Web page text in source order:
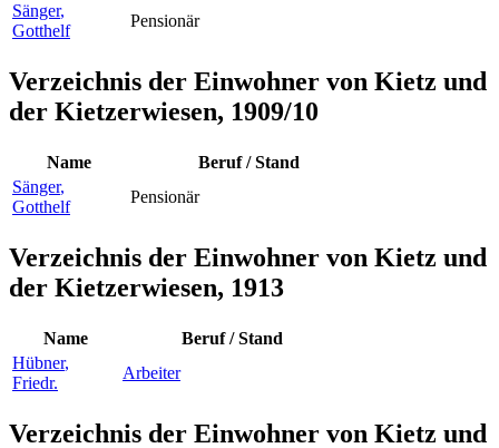
Sänger,
Gotthelf
Pensionär
Verzeichnis der Einwohner von Kietz und
der Kietzerwiesen, 1909/10
Name
Beruf / Stand
Sänger,
Gotthelf
Pensionär
Verzeichnis der Einwohner von Kietz und
der Kietzerwiesen, 1913
Name
Beruf / Stand
Hübner,
Friedr.
Arbeiter
Verzeichnis der Einwohner von Kietz und